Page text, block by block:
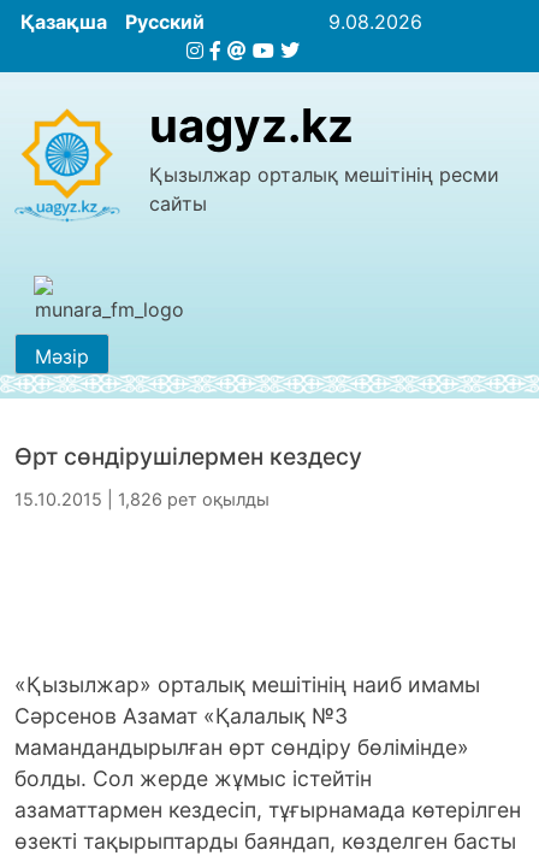
Қазақша Русский 9.08.2026
uagyz.kz
Қызылжар орталық мешітінің ресми
сайты
Мәзір
Өрт сөндірушілермен кездесу
15.10.2015 | 1,826 рет оқылды
«Қызылжар» орталық мешітінің наиб имамы
Сәрсенов Азамат «Қалалық №3
мамандандырылған өрт сөндіру бөлімінде»
болды. Сол жерде жұмыс істейтін
азаматтармен кездесіп, тұғырнамада көтерілген
өзекті тақырыптарды баяндап, көзделген басты